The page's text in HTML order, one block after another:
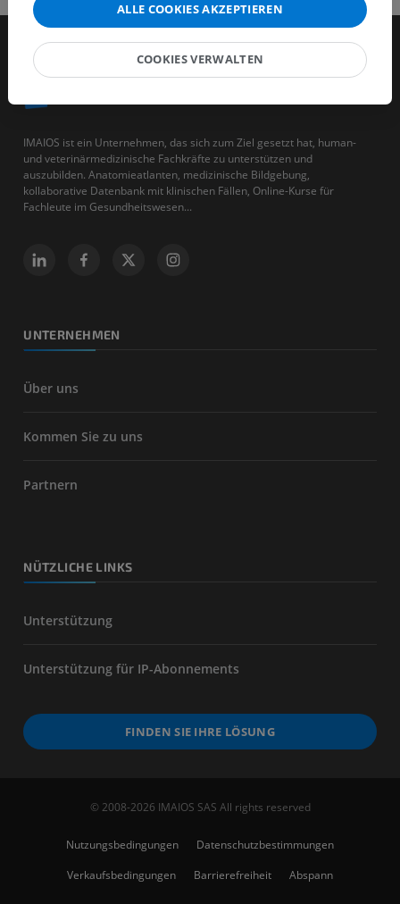
IMAIOS ist ein Unternehmen, das sich zum Ziel gesetzt hat, human-
und veterinärmedizinische Fachkräfte zu unterstützen und
auszubilden. Anatomieatlanten, medizinische Bildgebung,
kollaborative Datenbank mit klinischen Fällen, Online-Kurse für
Fachleute im Gesundheitswesen...
UNTERNEHMEN
Über uns
Kommen Sie zu uns
Partnern
NÜTZLICHE LINKS
Unterstützung
Unterstützung für IP-Abonnements
FINDEN SIE IHRE LÖSUNG
© 2008-2026 IMAIOS SAS All rights reserved
Nutzungsbedingungen
Datenschutzbestimmungen
Verkaufsbedingungen
Barrierefreiheit Abspann
ALLE COOKIES AKZEPTIEREN
COOKIES VERWALTEN